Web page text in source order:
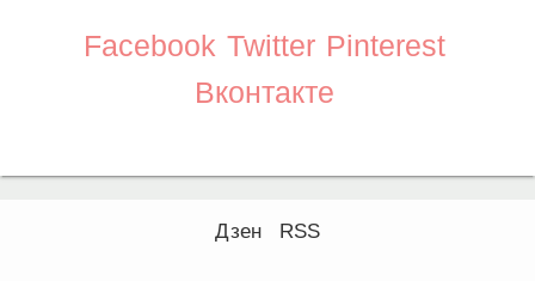
Facebook Twitter Pinterest
Вконтакте
Дзен RSS